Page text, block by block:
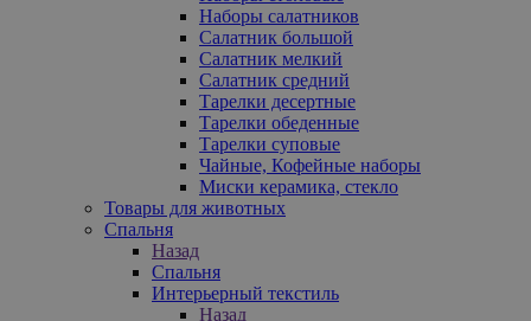
Наборы салатников
Салатник большой
Салатник мелкий
Салатник средний
Тарелки десертные
Тарелки обеденные
Тарелки суповые
Чайные, Кофейные наборы
Миски керамика, стекло
Товары для животных
Спальня
Назад
Спальня
Интерьерный текстиль
Назад